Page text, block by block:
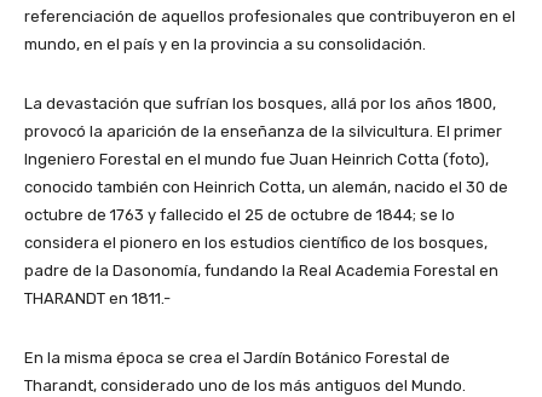
referenciación de aquellos profesionales que contribuyeron en el
mundo, en el país y en la provincia a su consolidación.
La devastación que sufrían los bosques, allá por los años 1800,
provocó la aparición de la enseñanza de la silvicultura. El primer
Ingeniero Forestal en el mundo fue Juan Heinrich Cotta (foto),
conocido también con Heinrich Cotta, un alemán, nacido el 30 de
octubre de 1763 y fallecido el 25 de octubre de 1844; se lo
considera el pionero en los estudios científico de los bosques,
padre de la Dasonomía, fundando la Real Academia Forestal en
THARANDT en 1811.-
En la misma época se crea el Jardín Botánico Forestal de
Tharandt, considerado uno de los más antiguos del Mundo.